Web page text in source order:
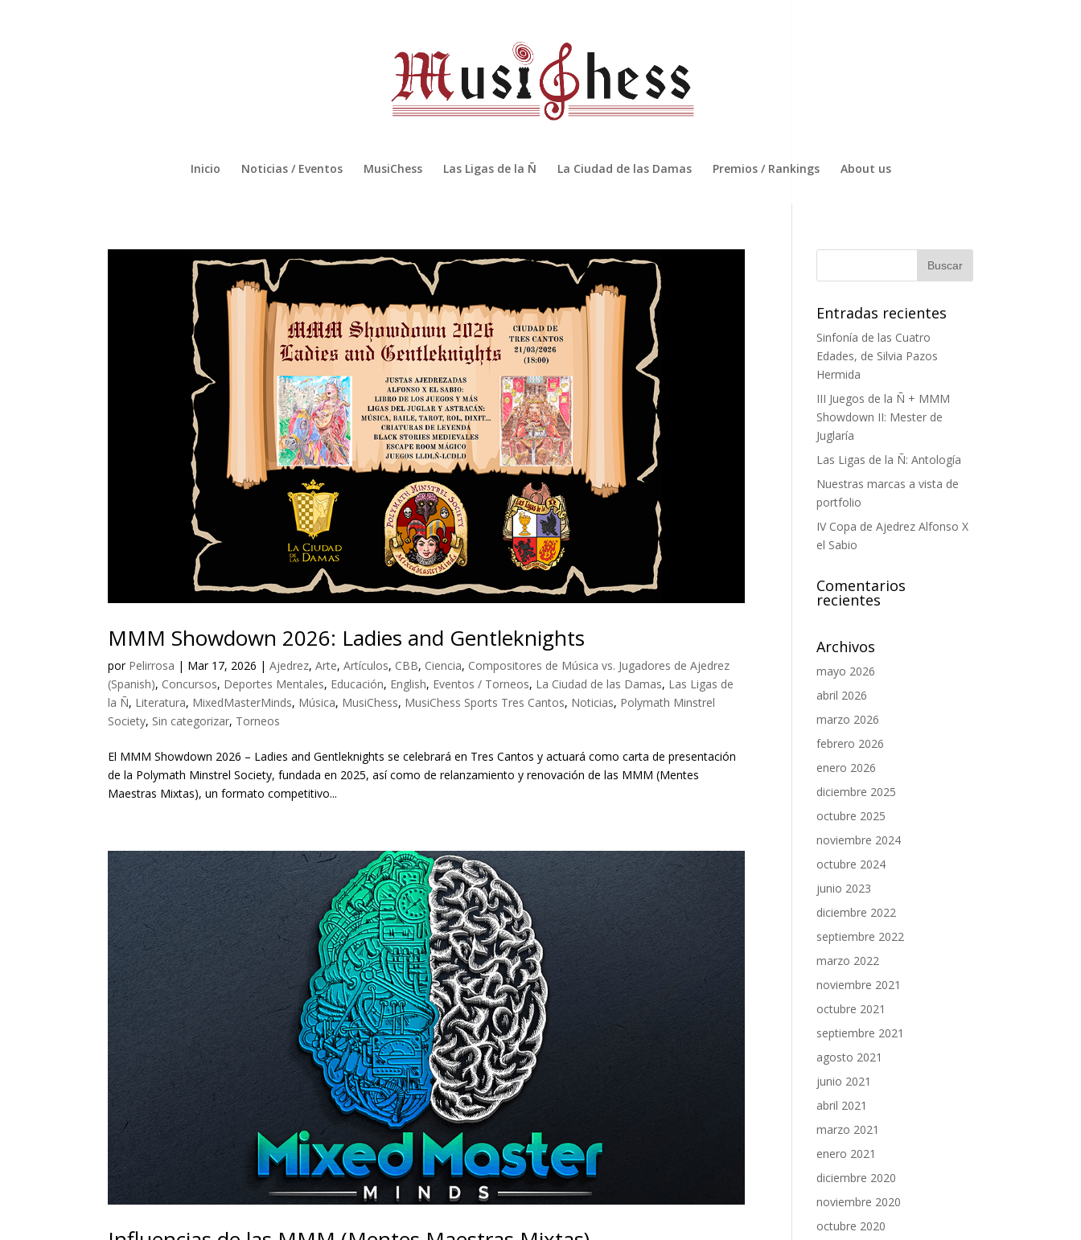
Inicio Noticias / Eventos MusiChess Las Ligas de la Ñ La Ciudad de las Damas Premios / Rankings About us
MMM Showdown 2026: Ladies and Gentleknights
por Pelirrosa | Mar 17, 2026 |Ajedrez,Arte,Artículos, CBB, Ciencia, Compositores de Música vs. Jugadores de Ajedrez
(Spanish), Concursos, Deportes Mentales, Educación, English, Eventos / Torneos, La Ciudad de las Damas, Las Ligas de
la Ñ, Literatura, MixedMasterMinds, Música, MusiChess, MusiChess Sports Tres Cantos, Noticias, Polymath Minstrel
Society, Sin categorizar, Torneos
El MMM Showdown 2026 – Ladies and Gentleknights se celebrará en Tres Cantos y actuará como carta de presentación
de la Polymath Minstrel Society, fundada en 2025, así como de relanzamiento y renovación de las MMM (Mentes
Maestras Mixtas), un formato competitivo...
Entradas recientes
Sinfonía de las Cuatro
Edades, de Silvia Pazos
Hermida
III Juegos de la Ñ + MMM
Showdown II: Mester de
Juglaría
Las Ligas de la Ñ: Antología
Nuestras marcas a vista de
portfolio
IV Copa de Ajedrez Alfonso X
el Sabio
Comentarios
recientes
Archivos
mayo 2026
abril 2026
marzo 2026
febrero 2026
enero 2026
diciembre 2025
octubre 2025
noviembre 2024
octubre 2024
junio 2023
diciembre 2022
septiembre 2022
marzo 2022
noviembre 2021
octubre 2021
septiembre 2021
agosto 2021
junio 2021
abril 2021
marzo 2021
enero 2021
diciembre 2020
noviembre 2020
octubre 2020